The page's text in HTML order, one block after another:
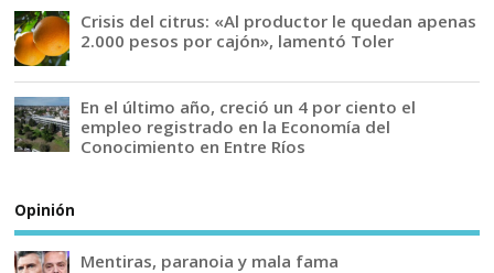
Crisis del citrus: «Al productor le quedan apenas
2.000 pesos por cajón», lamentó Toler
En el último año, creció un 4 por ciento el
empleo registrado en la Economía del
Conocimiento en Entre Ríos
Opinión
Mentiras, paranoia y mala fama